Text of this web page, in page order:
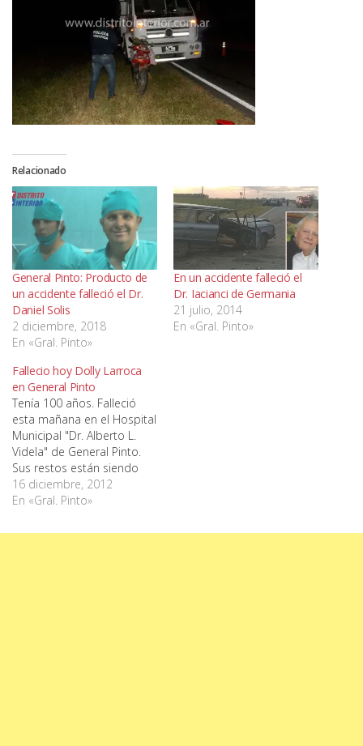
Relacionado
General Pinto: Producto de
un accidente falleció el Dr.
Daniel Solis
2 diciembre, 2018
En «Gral. Pinto»
En un accidente falleció el
Dr. Iacianci de Germania
21 julio, 2014
En «Gral. Pinto»
Fallecio hoy Dolly Larroca
en General Pinto
Tenía 100 años. Falleció
esta mañana en el Hospital
Municipal "Dr. Alberto L.
Videla" de General Pinto.
Sus restos están siendo
velados en Cochería
Charras, en calle
serán sepultados a las 17
16 diciembre, 2012
En «Gral. Pinto»